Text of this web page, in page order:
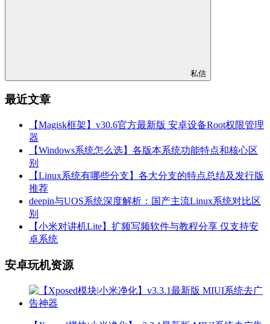
私信
最近文章
【Magisk框架】v30.6官方最新版 安卓设备Root权限管理
器
【Windows系统怎么选】各版本系统功能特点和核心区
别
【Linux系统有哪些分支】各大分支的特点总结及发行版
推荐
deepin与UOS系统深度解析：国产主流Linux系统对比区
别
【小米对讲机Lite】扩频写频软件与教程分享 仅支持安
卓系统
安卓玩机资源